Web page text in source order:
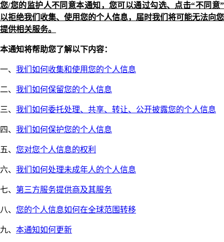
您/您的监护人不同意本通知，您可以通过勾选、点击“不同意”
以拒绝我们收集、使用您的个人信息，届时我们将可能无法向您
提供相关服务。
本通知将帮助您了解以下内容：
一、 我们如何收集和使用您的个人信息
二、 我们如何保留您的个人信息
三、 我们如何委托处理、共享、转让、公开披露您的个人信息
四、 我们如何保护您的个人信息
五、 您对您个人信息的权利
六、 我们如何处理未成年人的个人信息
七、 第三方服务提供商及其服务
八、 您的个人信息如何在全球范围转移
九、 本通知如何更新